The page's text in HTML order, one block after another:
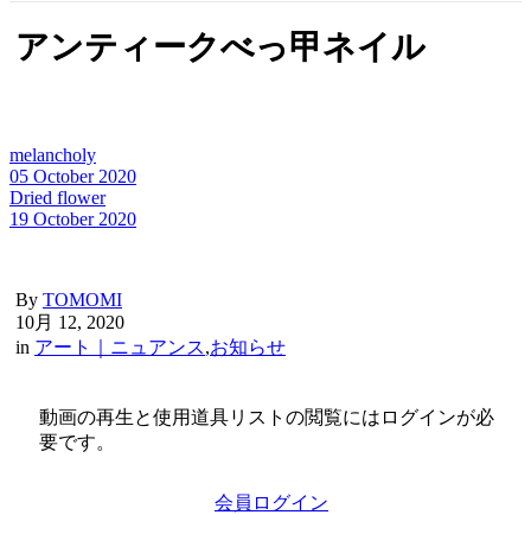
アンティークべっ甲ネイル
melancholy
05 October 2020
Dried flower
19 October 2020
By TOMOMI
10月 12, 2020
in アート｜ニュアンス,お知らせ
動画の再生と使用道具リストの閲覧にはログインが必
要です。
会員ログイン